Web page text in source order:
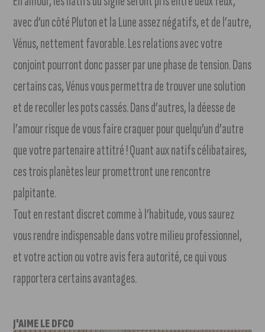
avec d’un côté Pluton et la Lune assez négatifs, et de l’autre,
Vénus, nettement favorable. Les relations avec votre
conjoint pourront donc passer par une phase de tension. Dans
certains cas, Vénus vous permettra de trouver une solution
et de recoller les pots cassés. Dans d’autres, la déesse de
l’amour risque de vous faire craquer pour quelqu’un d’autre
que votre partenaire attitré ! Quant aux natifs célibataires,
ces trois planètes leur promettront une rencontre
palpitante.
Tout en restant discret comme à l’habitude, vous saurez
vous rendre indispensable dans votre milieu professionnel,
et votre action ou votre avis fera autorité, ce qui vous
rapportera certains avantages.
J'AIME LE DFCO